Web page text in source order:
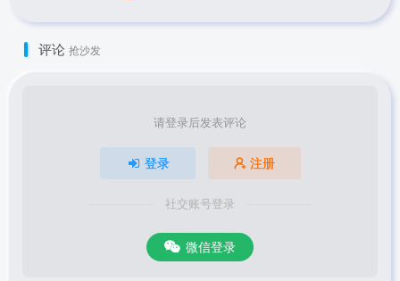
评论 抢沙发
请登录后发表评论
登录 注册
社交账号登录
微信登录